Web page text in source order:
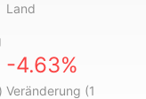
Land
-4.63%
Veränderung (1